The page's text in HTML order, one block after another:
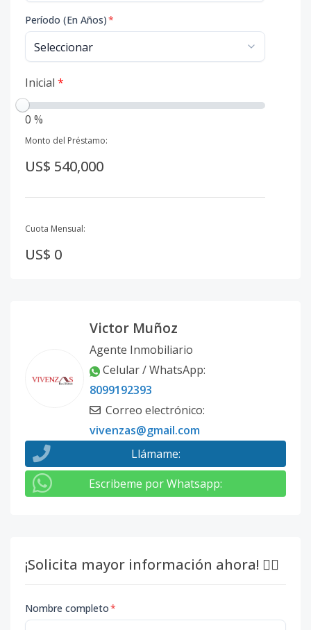
Período (En Años)*
Inicial *
0 %
Monto del Préstamo:
US$ 540,000
Cuota Mensual:
US$ 0
Victor Muñoz
Agente Inmobiliario
Celular / WhatsApp:
8099192393
Correo electrónico:
vivenzas@gmail.com
Llámame:
Escribeme por Whatsapp:
¡Solicita mayor información ahora! 👇🏽
Nombre completo*